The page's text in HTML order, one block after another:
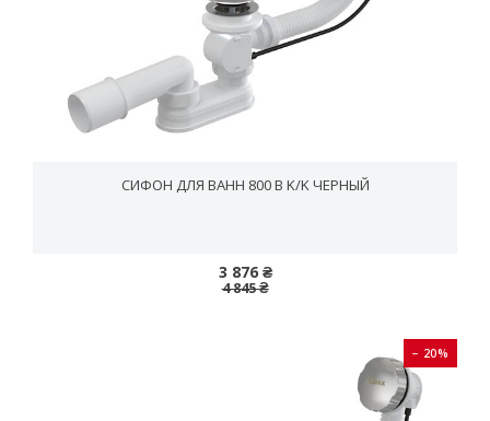
СИФОН ДЛЯ ВАНН 800 B K/K ЧЕРНЫЙ
3 876 ₴
4 845 ₴
− 20%